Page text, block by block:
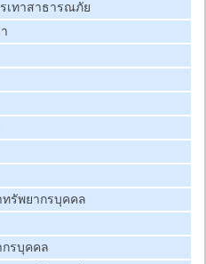
เทาสาธารณภัย
รัพยากรบุคคล
กรบุคคล